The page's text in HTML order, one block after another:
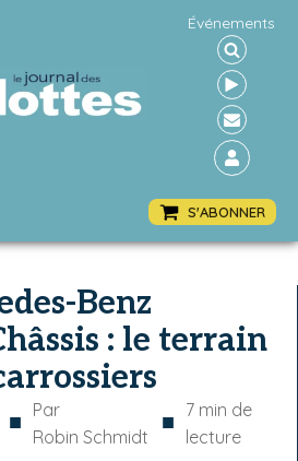
Événements
S'ABONNER
Benz
: le terrain
■ Par
Robin Schmidt
■ 7 min de
lecture